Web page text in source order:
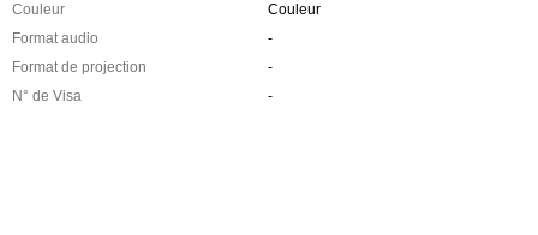
Couleur
Couleur
Format audio
-
Format de projection
-
N° de Visa
-